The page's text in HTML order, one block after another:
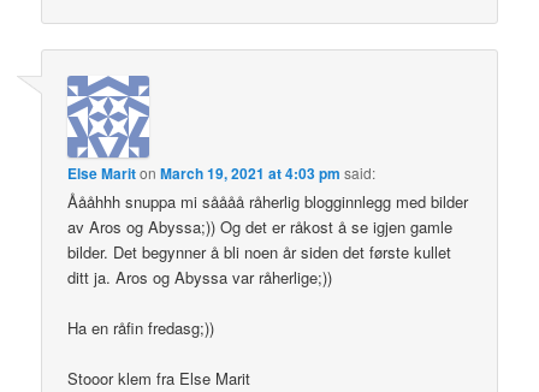
Else MaritonMarch 19, 2021 at 4:03 pm said:
Åååhhh snuppa mi såååå råherlig blogginnlegg med bilder
av Aros og Abyssa;)) Og det er råkost å se igjen gamle
bilder. Det begynner å bli noen år siden det første kullet
ditt ja. Aros og Abyssa var råherlige;))
Ha en råfin fredasg;))
Stooor klem fra Else Marit